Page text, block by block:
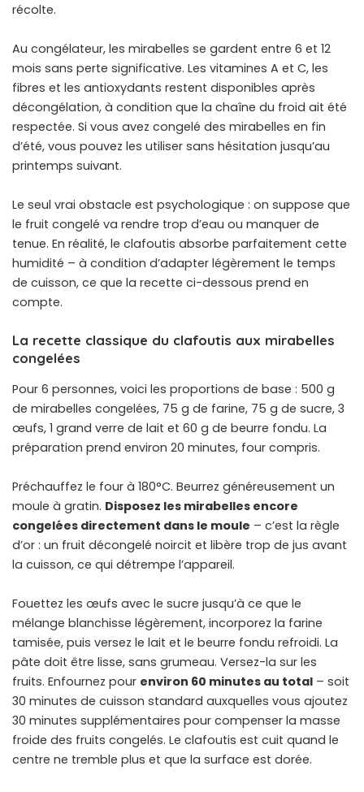
récolte.
Au congélateur, les mirabelles se gardent entre 6 et 12
mois sans perte significative. Les vitamines A et C, les
fibres et les antioxydants restent disponibles après
décongélation, à condition que la chaîne du froid ait été
respectée. Si vous avez congelé des mirabelles en fin
d’été, vous pouvez les utiliser sans hésitation jusqu’au
printemps suivant.
Le seul vrai obstacle est psychologique : on suppose que
le fruit congelé va rendre trop d’eau ou manquer de
tenue. En réalité, le clafoutis absorbe parfaitement cette
humidité – à condition d’adapter légèrement le temps
de cuisson, ce que la recette ci-dessous prend en
compte.
La recette classique du clafoutis aux mirabelles
congelées
Pour 6 personnes, voici les proportions de base : 500 g
de mirabelles congelées, 75 g de farine, 75 g de sucre, 3
œufs, 1 grand verre de lait et 60 g de beurre fondu. La
préparation prend environ 20 minutes, four compris.
Préchauffez le four à 180°C. Beurrez généreusement un
moule à gratin. Disposez les mirabelles encore
congelées directement dans le moule – c’est la règle
d’or : un fruit décongelé noircit et libère trop de jus avant
la cuisson, ce qui détrempe l’appareil.
Fouettez les œufs avec le sucre jusqu’à ce que le
mélange blanchisse légèrement, incorporez la farine
tamisée, puis versez le lait et le beurre fondu refroidi. La
pâte doit être lisse, sans grumeau. Versez-la sur les
fruits. Enfournez pour environ 60 minutes au total – soit
30 minutes de cuisson standard auxquelles vous ajoutez
30 minutes supplémentaires pour compenser la masse
froide des fruits congelés. Le clafoutis est cuit quand le
centre ne tremble plus et que la surface est dorée.